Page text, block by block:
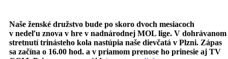
Naše ženské družstvo bude po skoro dvoch mesiacoch
v nedeľu znova v hre v nadnárodnej MOL lige. V dohrávanom
stretnutí trinásteho kola nastúpia naše dievčatá v Plzni. Zápas
sa začína o 16.00 hod. a v priamom prenose ho prinesie aj TV